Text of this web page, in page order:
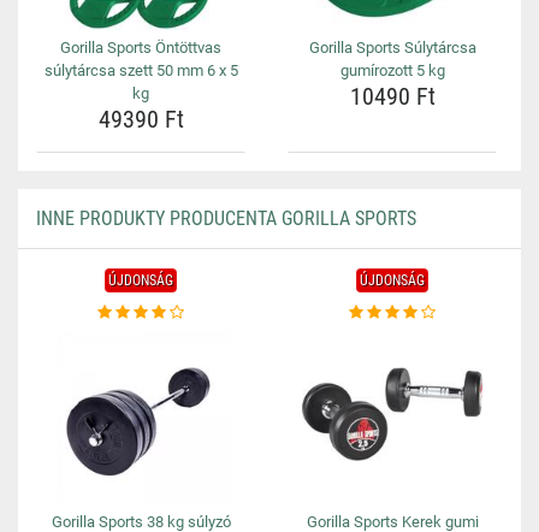
Gorilla Sports Öntöttvas
súlytárcsa szett 50 mm 6 x 5
kg
49390 Ft
Gorilla Sports Súlytárcsa
gumírozott 5 kg
10490 Ft
INNE PRODUKTY PRODUCENTA GORILLA SPORTS
ÚJDONSÁG
Gorilla Sports 38 kg súlyzó
ÚJDONSÁG
Gorilla Sports Kerek gumi